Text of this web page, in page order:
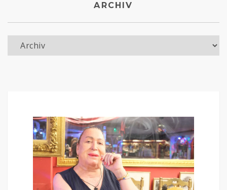
ARCHIV
Archiv